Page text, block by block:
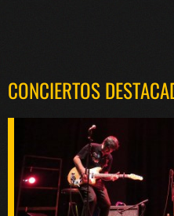
CONCIERTOS